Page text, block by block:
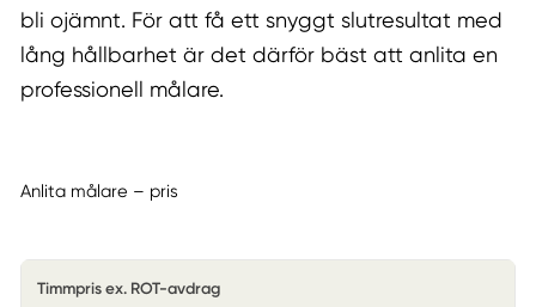
bli ojämnt. För att få ett snyggt slutresultat med
lång hållbarhet är det därför bäst att anlita en
professionell målare.
Anlita målare – pris
Timmpris ex. ROT-avdrag